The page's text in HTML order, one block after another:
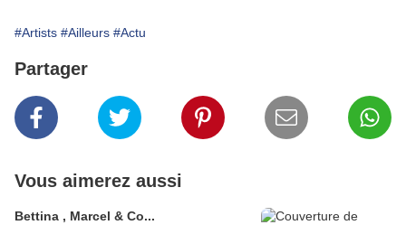
#Artists #Ailleurs #Actu
Partager
Vous aimerez aussi
Bettina , Marcel & Co...